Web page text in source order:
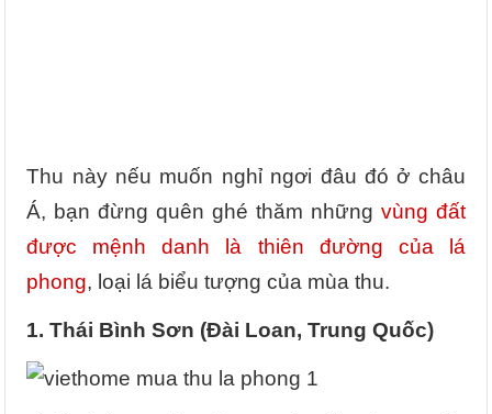
Thu này nếu muốn nghỉ ngơi đâu đó ở châu
Á, bạn đừng quên ghé thăm những vùng đất
được mệnh danh là thiên đường của lá
phong, loại lá biểu tượng của mùa thu.
1. Thái Bình Sơn (Đài Loan, Trung Quốc)